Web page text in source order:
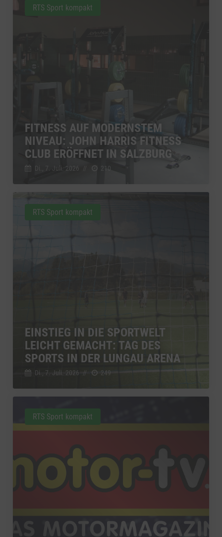
FITNESS AUF MODERNSTEM
NIVEAU: JOHN HARRIS FITNESS
CLUB ERÖFFNET IN SALZBURG
Di., 7. Juli. 2026 210
RTS Sport kompakt
EINSTIEG IN DIE SPORTWELT
LEICHT GEMACHT: TAG DES
SPORTS IN DER LUNGAU ARENA
Di., 7. Juli. 2026 // 249
RTS Sport kompakt
RTS Sport kompakt